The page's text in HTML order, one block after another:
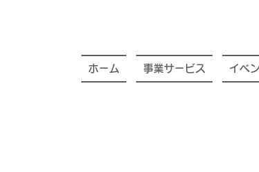
ホーム 事業サービス イベ